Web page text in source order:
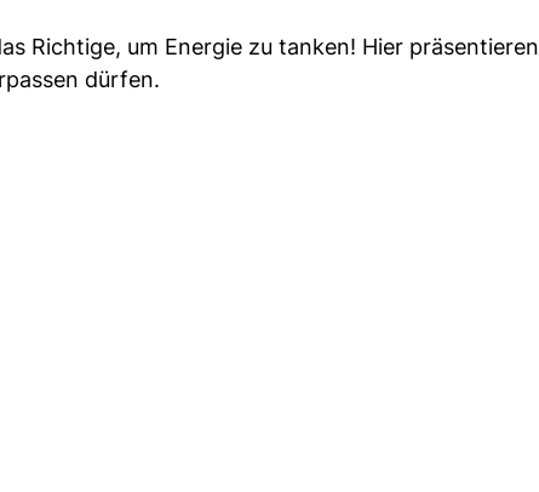
Richtige, um Energie zu tanken! Hier präsentieren
dürfen.